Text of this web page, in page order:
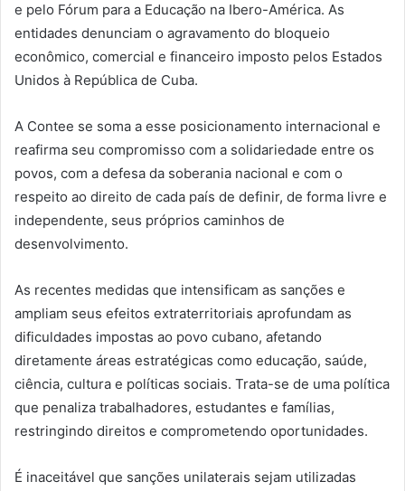
e pelo Fórum para a Educação na Ibero-América. As
entidades denunciam o agravamento do bloqueio
econômico, comercial e financeiro imposto pelos Estados
Unidos à República de Cuba.
A Contee se soma a esse posicionamento internacional e
reafirma seu compromisso com a solidariedade entre os
povos, com a defesa da soberania nacional e com o
respeito ao direito de cada país de definir, de forma livre e
independente, seus próprios caminhos de
desenvolvimento.
As recentes medidas que intensificam as sanções e
ampliam seus efeitos extraterritoriais aprofundam as
dificuldades impostas ao povo cubano, afetando
diretamente áreas estratégicas como educação, saúde,
ciência, cultura e políticas sociais. Trata-se de uma política
que penaliza trabalhadores, estudantes e famílias,
restringindo direitos e comprometendo oportunidades.
É inaceitável que sanções unilaterais sejam utilizadas